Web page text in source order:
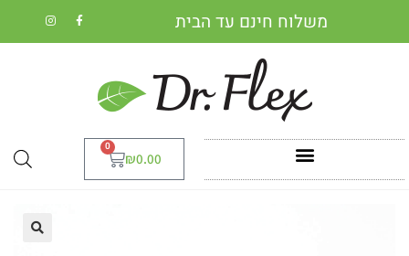
משלוח חינם עד הבית
₪0.00
0